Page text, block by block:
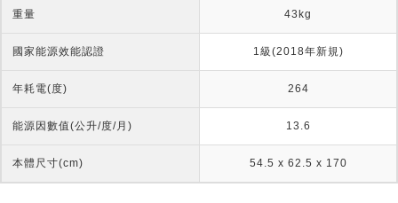
重量 43kg
國家能源效能認證 1級(2018年新規)
年耗電(度) 264
能源因數值(公升/度/月) 13.6
本體尺寸(cm) 54.5 x 62.5 x 170